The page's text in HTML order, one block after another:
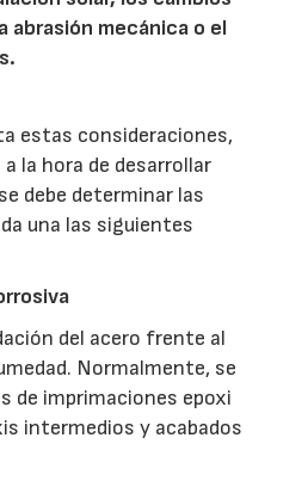
abrasión mecánica o el
estas consideraciones,
a la hora de desarrollar
debe determinar las
una las siguientes
del acero frente al
Normalmente, se
de imprimaciones epoxi
intermedios y acabados